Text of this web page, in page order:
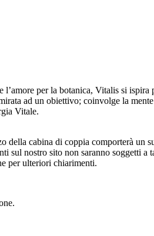
per la botanica, Vitalis si ispira
ad un obiettivo; coinvolge la
Vitale.
cabina di coppia comporterà un
sul nostro sito non saranno soggetti a
per ulteriori chiarimenti.